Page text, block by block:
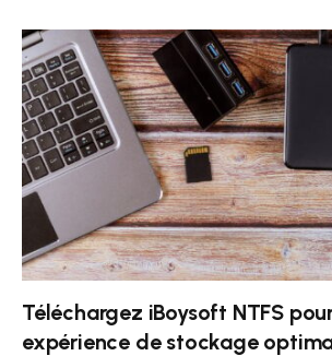
Téléchargez iBoysoft NTFS
expérience de stockage